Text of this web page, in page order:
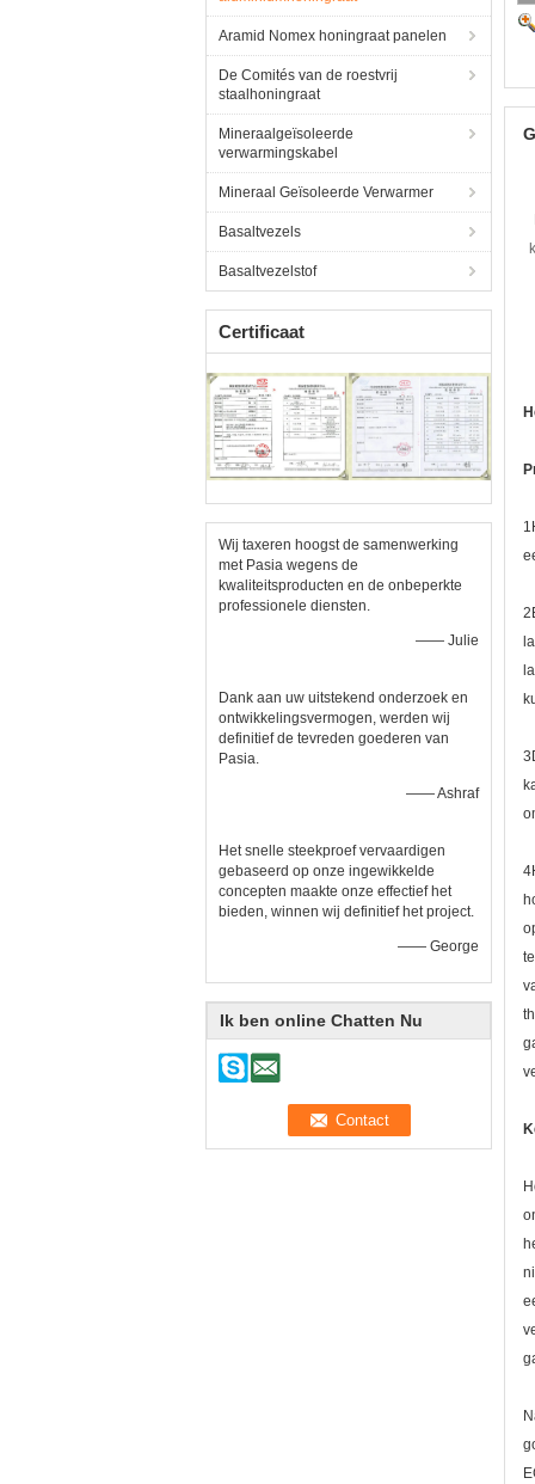
Aramid Nomex honingraat panelen
De Comités van de roestvrij
staalhoningraat
Mineraalgeïsoleerde
verwarmingskabel
Mineraal Geïsoleerde Verwarmer
Basaltvezels
Basaltvezelstof
Certificaat
Wij taxeren hoogst de samenwerking
met Pasia wegens de
kwaliteitsproducten en de onbeperkte
professionele diensten.
—— Julie
Dank aan uw uitstekend onderzoek en
ontwikkelingsvermogen, werden wij
definitief de tevreden goederen van
Pasia.
—— Ashraf
Het snelle steekproef vervaardigen
gebaseerd op onze ingewikkelde
concepten maakte onze effectief het
bieden, winnen wij definitief het project.
—— George
Ik ben online Chatten Nu